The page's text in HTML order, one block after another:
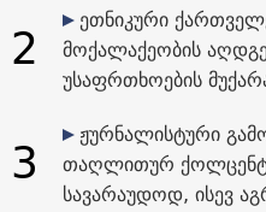
2
ეთნიკური
მოქალაქეობის
უსაფრთხოების
3
ჟურნალისტური
თაღლითურ
სავარაუდოდ, ისევ